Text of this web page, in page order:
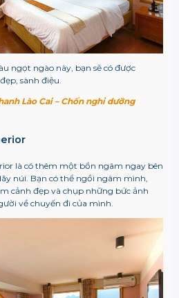
ngọt ngào này, bạn sẽ có được
sành điệu.
Lào Cai – Chốn nghỉ dưỡng
là có thêm một bồn ngâm ngay bên
núi. Bạn có thể ngồi ngâm mình,
cảnh đẹp và chụp những bức ảnh
về chuyến đi của mình.